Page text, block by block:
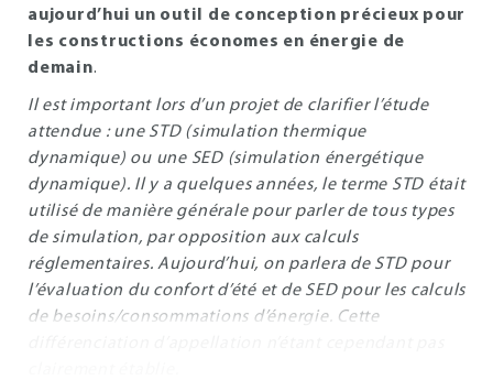
aujourd’hui un outil de conception précieux pour
les constructions économes en énergie de
demain.
Il est important lors d’un projet de clarifier l’étude
attendue : une STD (simulation thermique
dynamique) ou une SED (simulation énergétique
dynamique). Il y a quelques années, le terme STD était
utilisé de manière générale pour parler de tous types
de simulation, par opposition aux calculs
réglementaires. Aujourd’hui, on parlera de STD pour
l’évaluation du confort d’été et de SED pour les calculs
de besoins/consommations d’énergie. Cette